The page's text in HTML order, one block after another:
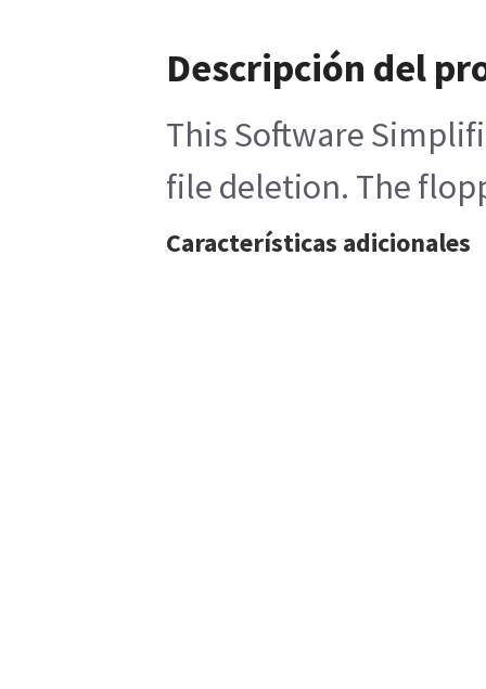
Descripción del
This Software
file deletion. The
Características adicionales